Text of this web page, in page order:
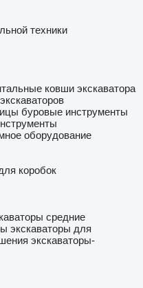
техники
ковши экскаватора
буровые инструменты
оборудование
коробок
средние
экскаваторы для
экскаваторы-